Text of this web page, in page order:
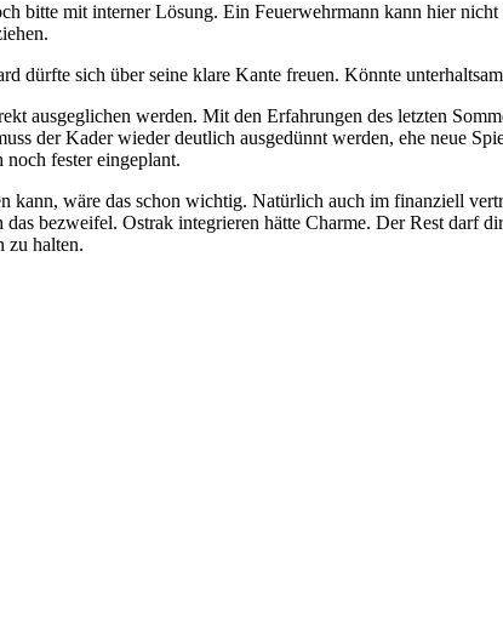
bitte mit interner Lösung. Ein Feuerwehrmann kann hier
dürfte sich über seine klare Kante freuen. Könnte
ausgeglichen werden. Mit den Erfahrungen des letzten
der Kader wieder deutlich ausgedünnt werden, ehe neue
fester eingeplant.
wäre das schon wichtig. Natürlich auch im finanziell
bezweifel. Ostrak integrieren hätte Charme. Der Rest darf
zu halten.